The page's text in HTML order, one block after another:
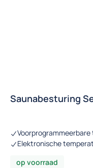
Saunabesturing
Elektronische
op voorraad